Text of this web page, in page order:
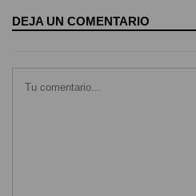
DEJA UN COMENTARIO